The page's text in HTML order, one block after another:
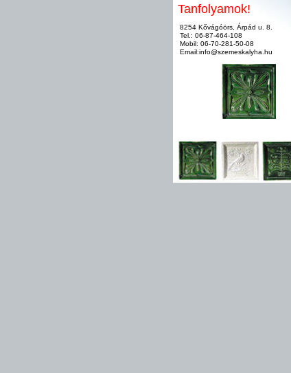
Tanfolyamok!
8254 Kővágóörs, Árpád u. 8.
Tel.: 06-87-464-108
Mobil: 06-70-281-50-08
Email:info@szemeskalyha.hu